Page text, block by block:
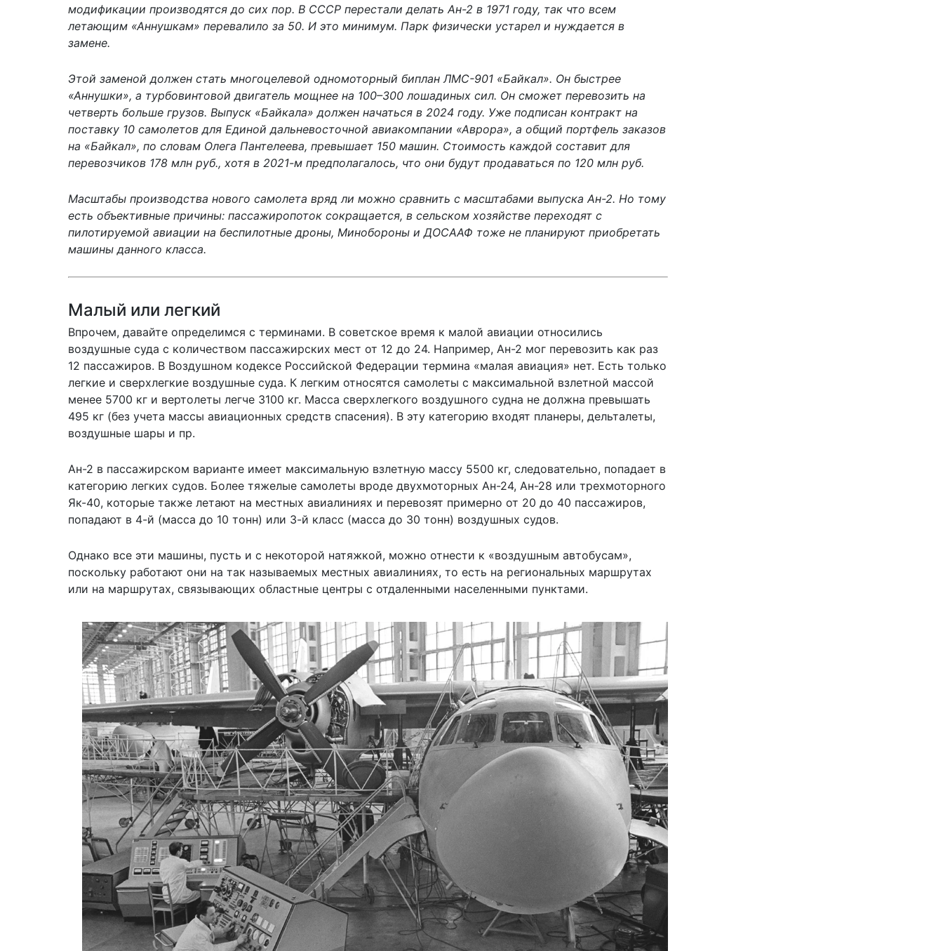
модификации производятся до сих пор. В СССР перестали делать Ан-2 в 1971 году, так что всем
летающим «Аннушкам» перевалило за 50. И это минимум. Парк физически устарел и нуждается в
замене.
Этой заменой должен стать многоцелевой одномоторный биплан ЛМС-901 «Байкал». Он быстрее
«Аннушки», а турбовинтовой двигатель мощнее на 100–300 лошадиных сил. Он сможет перевозить на
четверть больше грузов. Выпуск «Байкала» должен начаться в 2024 году. Уже подписан контракт на
поставку 10 самолетов для Единой дальневосточной авиакомпании «Аврора», а общий портфель заказов
на «Байкал», по словам Олега Пантелеева, превышает 150 машин. Стоимость каждой составит для
перевозчиков 178 млн руб., хотя в 2021-м предполагалось, что они будут продаваться по 120 млн руб.
Масштабы производства нового самолета вряд ли можно сравнить с масштабами выпуска Ан-2. Но тому
есть объективные причины: пассажиропоток сокращается, в сельском хозяйстве переходят с
пилотируемой авиации на беспилотные дроны, Минобороны и ДОСААФ тоже не планируют приобретать
машины данного класса.
Малый или легкий
Впрочем, давайте определимся с терминами. В советское время к малой авиации относились
воздушные суда с количеством пассажирских мест от 12 до 24. Например, Ан-2 мог перевозить как раз
12 пассажиров. В Воздушном кодексе Российской Федерации термина «малая авиация» нет. Есть только
легкие и сверхлегкие воздушные суда. К легким относятся самолеты с максимальной взлетной массой
менее 5700 кг и вертолеты легче 3100 кг. Масса сверхлегкого воздушного судна не должна превышать
495 кг (без учета массы авиационных средств спасения). В эту категорию входят планеры, дельталеты,
воздушные шары и пр.
Ан-2 в пассажирском варианте имеет максимальную взлетную массу 5500 кг, следовательно, попадает в
категорию легких судов. Более тяжелые самолеты вроде двухмоторных Ан-24, Ан-28 или трехмоторного
Як-40, которые также летают на местных авиалиниях и перевозят примерно от 20 до 40 пассажиров,
попадают в 4-й (масса до 10 тонн) или 3-й класс (масса до 30 тонн) воздушных судов.
Однако все эти машины, пусть и с некоторой натяжкой, можно отнести к «воздушным автобусам»,
поскольку работают они на так называемых местных авиалиниях, то есть на региональных маршрутах
или на маршрутах, связывающих областные центры с отдаленными населенными пунктами.